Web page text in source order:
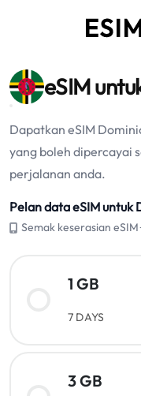
eSIM
Dapatkan eSIM
yang boleh dipercayai
perjalanan anda.
Pelan data eSIM untuk
Semak keserasian
1 GB
7 DAYS
3 GB